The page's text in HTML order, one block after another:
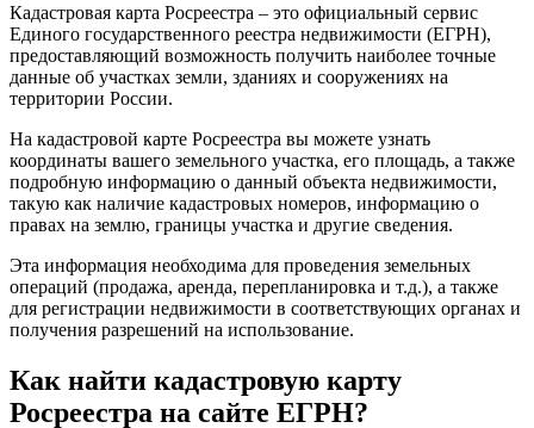
Кадастровая карта Росреестра – это официальный сервис
Единого государственного реестра недвижимости (ЕГРН),
предоставляющий возможность получить наиболее точные
данные об участках земли, зданиях и сооружениях на
территории России.
На кадастровой карте Росреестра вы можете узнать
координаты вашего земельного участка, его площадь, а также
подробную информацию о данный объекта недвижимости,
такую как наличие кадастровых номеров, информацию о
правах на землю, границы участка и другие сведения.
Эта информация необходима для проведения земельных
операций (продажа, аренда, перепланировка и т.д.), а также
для регистрации недвижимости в соответствующих органах и
получения разрешений на использование.
Как найти кадастровую карту
Росреестра на сайте ЕГРН?